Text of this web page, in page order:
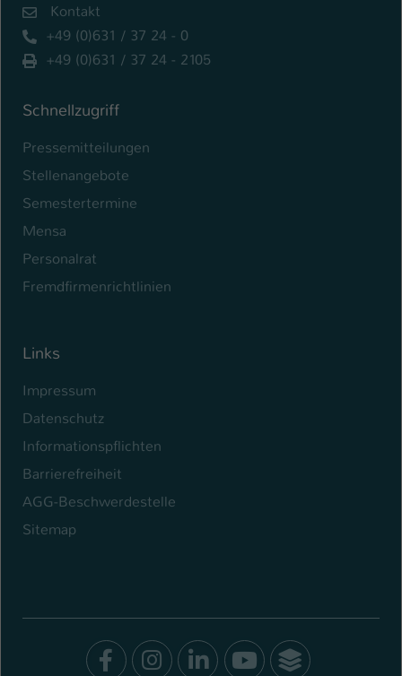
Kontakt
+49 (0)631 / 37 24 - 0
+49 (0)631 / 37 24 - 2105
Schnellzugriff
Pressemitteilungen
Stellenangebote
Semestertermine
Mensa
Personalrat
Fremdfirmenrichtlinien
Links
Impressum
Datenschutz
Informationspflichten
Barrierefreiheit
AGG-Beschwerdestelle
Sitemap
Facebook
Instagram
LinkedIn
Youtube